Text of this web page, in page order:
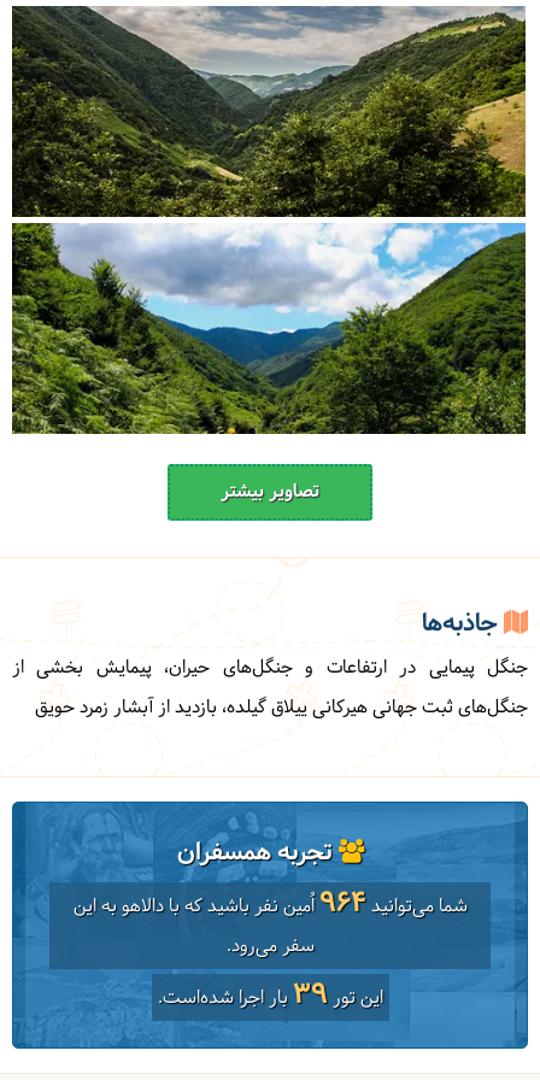
تصاویر بیشتر
جاذبه‌ها
جنگل پیمایی در ارتفاعات و جنگل‌های حیران، پیمایش بخشی از
جنگل‌های ثبت جهانی هیرکانی ییلاق گیلده، بازدید از آبشار زمرد حویق
تجربه همسفران
شما می‌توانید964اُمین نفر باشید که با دالاهو به این
سفر می‌رود.
این تور39بار اجرا شده‌است.